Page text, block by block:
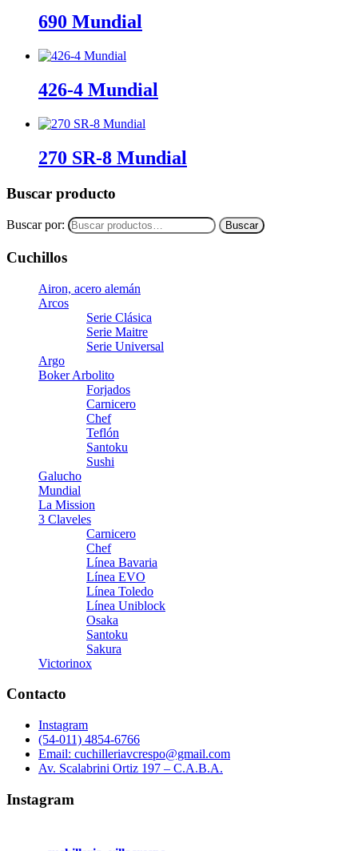
690 Mundial
426-4 Mundial
270 SR-8 Mundial
Buscar producto
Buscar por: Buscar
Cuchillos
Airon, acero alemán
Arcos
Serie Clásica
Serie Maitre
Serie Universal
Argo
Boker Arbolito
Forjados
Carnicero
Chef
Teflón
Santoku
Sushi
Galucho
Mundial
La Mission
3 Claveles
Carnicero
Chef
Línea Bavaria
Línea EVO
Línea Toledo
Línea Uniblock
Osaka
Santoku
Sakura
Victorinox
Contacto
Instagram
(54-011) 4854-6766
Email: cuchilleriavcrespo@gmail.com
Av. Scalabrini Ortiz 197 – C.A.B.A.
Instagram